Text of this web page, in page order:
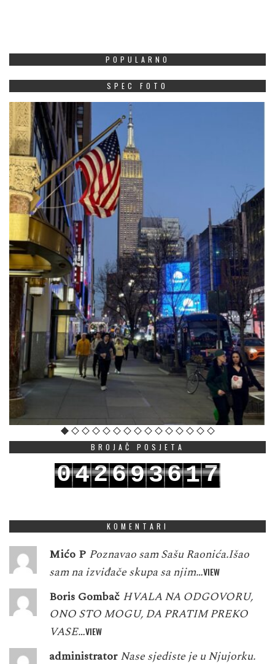
POPULARNO
SPEC FOTO
BROJAČ POSJETA
042693617
KOMENTARI
Mićo P Poznavao sam Sašu Raonića.Išao
sam na izviđače skupa sa njim…VIEW
Boris Gombač HVALA NA ODGOVORU,
ONO STO MOGU, DA PRATIM PREKO
VASE…VIEW
administrator Nase sjediste je u Njujorku.